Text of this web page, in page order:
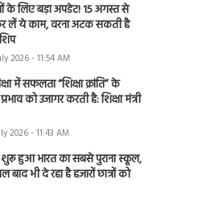
के लिए बड़ा अपडेट! 15 अगस्त से
लें ये काम, वरना अटक सकती है
2026 - 11:54 AM
में सफलता “शिक्षा क्रांति” के
को उजागर करती है: शिक्षा मंत्री
2026 - 11:43 AM
शुरू हुआ भारत का सबसे पुराना स्कूल,
बाद भी दे रहा है हजारों छात्रों को